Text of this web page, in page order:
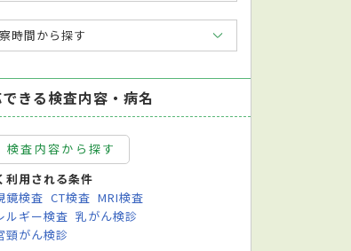
時間から探す
きる検査内容・病名
検査内容から探す
利用される条件
鏡検査 CT検査 MRI検査
ルギー検査 乳がん検診
頸がん検診